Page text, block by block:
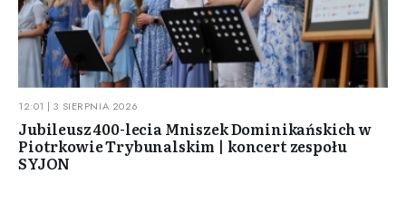
12:01 | 3 SIERPNIA 2026
Jubileusz 400-lecia Mniszek Dominikańskich w
Piotrkowie Trybunalskim | koncert zespołu
SYJON